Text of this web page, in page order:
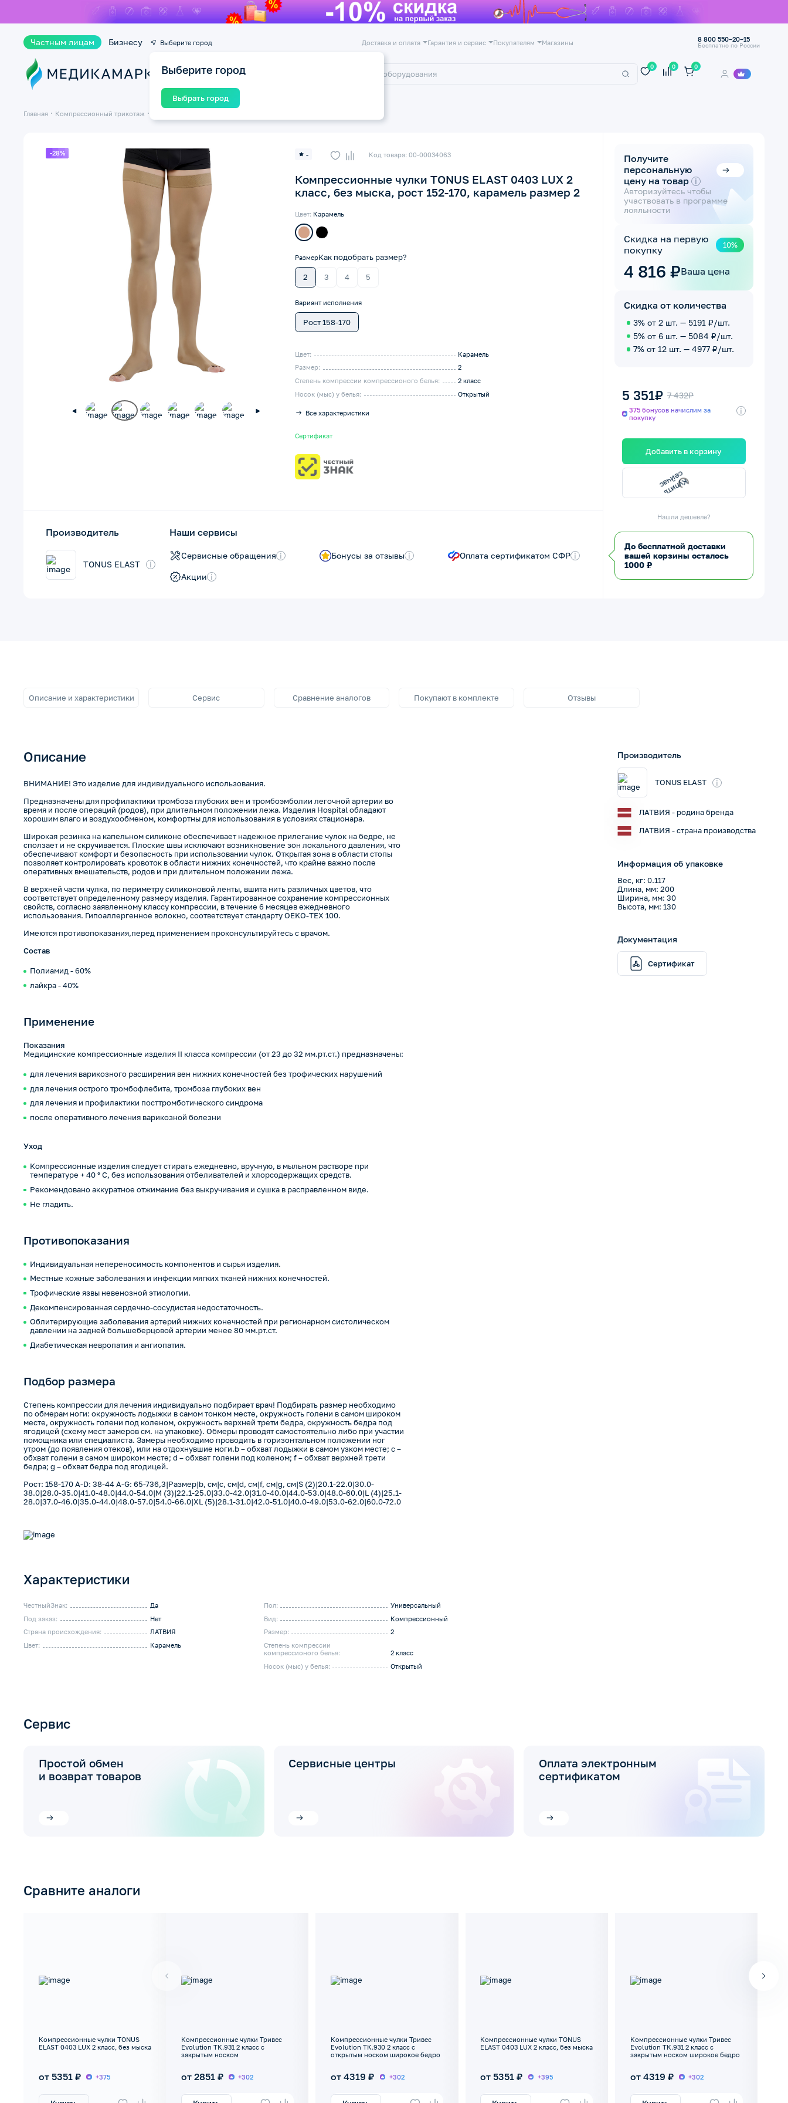
Частным лицам Бизнесу Выберите город
Выберите город
Выбрать город
Доставка и оплата Гарантия и сервис Покупателям Магазины 8 800 550–20–15
Бесплатно по России
Каталог
0 0 0
Главная Компрессионный трикотаж
-28% - Код товара: 00-00034063
Компрессионные чулки TONUS ELAST 0403 LUX 2
класс, без мыска, рост 152-170, карамель размер 2
Цвет: Карамель
РазмерКак подобрать размер?
2 3 4 5
Вариант исполнения
Рост 158-170
Цвет:
Карамель
Размер:
2
Степень компрессии компрессионого белья:
2 класс
Носок (мыс) у белья:
Открытый
Все характеристики
Сертификат
Производитель
TONUS ELAST i
Наши сервисы
Сервисные обращения i Бонусы за отзывы i Оплата сертификатом СФР i
Акции i
Получите
персональную
цену на товар i
Авторизуйтесь чтобы
участвовать в программе
лояльности
Скидка на первую
покупку
10%
4 816 ₽Ваша цена
Скидка от количества
3% от 2 шт. — 5191 ₽/шт.
5% от 6 шт. — 5084 ₽/шт.
7% от 12 шт. — 4977 ₽/шт.
5 351₽ 7 432₽
375 бонусов начислим за
покупку
i
Добавить в корзину
Купить
сейчас
Нашли дешевле?
До бесплатной доставки
вашей корзины осталось
1000 ₽
Описание и характеристики Сервис Сравнение аналогов Покупают в комплекте Отзывы
Описание
ВНИМАНИЕ! Это изделие для индивидуального использования.
Предназначены для профилактики тромбоза глубоких вен и тромбоэмболии легочной артерии во
время и после операций (родов), при длительном положении лежа. Изделия Hospital обладают
хорошим влаго и воздухообменом, комфортны для использования в условиях стационара.
Широкая резинка на капельном силиконе обеспечивает надежное прилегание чулок на бедре, не
сползает и не скручивается. Плоские швы исключают возникновение зон локального давления, что
обеспечивают комфорт и безопасность при использовании чулок. Открытая зона в области стопы
позволяет контролировать кровоток в области нижних конечностей, что крайне важно после
оперативных вмешательств, родов и при длительном положении лежа.
В верхней части чулка, по периметру силиконовой ленты, вшита нить различных цветов, что
соответствует определенному размеру изделия. Гарантированное сохранение компрессионных
свойств, согласно заявленному классу компрессии, в течение 6 месяцев ежедневного
использования. Гипоаллергенное волокно, соответствует стандарту OEKO-TEX 100.
Имеются противопоказания,перед применением проконсультируйтесь с врачом.
Состав
Полиамид - 60%
лайкра - 40%
Применение
Показания
Медицинские компрессионные изделия II класса компрессии (от 23 до 32 мм.рт.ст.) предназначены:
для лечения варикозного расширения вен нижних конечностей без трофических нарушений
для лечения острого тромбофлебита, тромбоза глубоких вен
для лечения и профилактики посттромботического синдрома
после оперативного лечения варикозной болезни
Уход
Компрессионные изделия следует стирать ежедневно, вручную, в мыльном растворе при
температуре + 40 ° С, без использования отбеливателей и хлорсодержащих средств.
Рекомендовано аккуратное отжимание без выкручивания и сушка в расправленном виде.
Не гладить.
Противопоказания
Индивидуальная непереносимость компонентов и сырья изделия.
Местные кожные заболевания и инфекции мягких тканей нижних конечностей.
Трофические язвы невенозной этиологии.
Декомпенсированная сердечно-сосудистая недостаточность.
Облитерирующие заболевания артерий нижних конечностей при регионарном систолическом
давлении на задней большеберцовой артерии менее 80 мм.рт.ст.
Диабетическая невропатия и ангиопатия.
Подбор размера
Степень компрессии для лечения индивидуально подбирает врач! Подбирать размер необходимо
по обмерам ноги: окружность лодыжки в самом тонком месте, окружность голени в самом широком
месте, окружность голени под коленом, окружность верхней трети бедра, окружность бедра под
ягодицей (схему мест замеров см. на упаковке). Обмеры проводят самостоятельно либо при участии
помощника или специалиста. Замеры необходимо проводить в горизонтальном положении ног
утром (до появления отеков), или на отдохнувшие ноги.b – обхват лодыжки в самом узком месте; c –
обхват голени в самом широком месте; d – обхват голени под коленом; f – обхват верхней трети
бедра; g – обхват бедра под ягодицей.
Рост: 158-170 A-D: 38-44 A-G: 65-736,3|Размер|b, cм|c, cм|d, cм|f, cм|g, cм|S (2)|20.1-22.0|30.0-
38.0|28.0-35.0|41.0-48.0|44.0-54.0|M (3)|22.1-25.0|33.0-42.0|31.0-40.0|44.0-53.0|48.0-60.0|L (4)|25.1-
28.0|37.0-46.0|35.0-44.0|48.0-57.0|54.0-66.0|XL (5)|28.1-31.0|42.0-51.0|40.0-49.0|53.0-62.0|60.0-72.0
Характеристики
ЧестныйЗнак:
Да
Под заказ:
Нет
Страна происхождения:
ЛАТВИЯ
Цвет:
Карамель
Пол:
Универсальный
Вид:
Компрессионный
Размер:
2
Степень компрессии
компрессионого белья:
2 класс
Носок (мыс) у белья:
Открытый
Производитель
TONUS ELAST i
ЛАТВИЯ - родина бренда
ЛАТВИЯ - страна производства
Информация об упаковке
Вес, кг: 0.117
Длина, мм: 200
Ширина, мм: 30
Высота, мм: 130
Документация
Сертификат
Сервис
Простой обмен
и возврат товаров
Сервисные центры
Оплата электронным
сертификатом
Сравните аналоги
Компрессионные чулки TONUS
ELAST 0403 LUX 2 класс, без мыска
от 5351 ₽ +375
Компрессионные чулки Тривес
Evolution ТК.931 2 класс с
закрытым носком
от 2851 ₽ +302
Компрессионные чулки Тривес
Evolution ТК.930 2 класс с
открытым носком широкое бедро
от 4319 ₽ +302
Компрессионные чулки TONUS
ELAST 0403 LUX 2 класс, без мыска
от 5351 ₽ +395
Компрессионные чулки Тривес
Evolution ТК.931 2 класс с
закрытым носком широкое бедро
от 4319 ₽ +302